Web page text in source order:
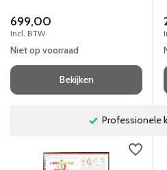
QHD-scherm (resolutie 3440
x 1440, beeldverhouding 21:9)
is ideaal om op te werken
omdat er verschillende
programma's naast elkaar op
kunnen worden weergegeven.
699,00
Incl. BTW
Niet op voorraad
Bekijken
Professionele